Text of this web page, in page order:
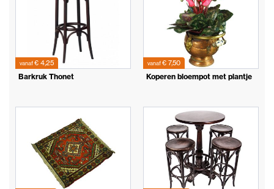
vanaf€ 4,25
Barkruk Thonet
vanaf€ 7,50
Koperen bloempot met plantje